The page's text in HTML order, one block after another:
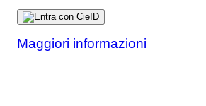
Maggiori informazioni